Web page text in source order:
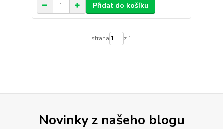
Přidat do košíku
strana z 1
Novinky z našeho blogu